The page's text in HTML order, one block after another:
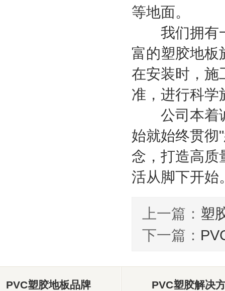
等地面。
我们拥有一
富的塑胶地板
在安装时，施
准，进行科学
公司本着诚
始就始终贯彻
念，打造高质
活从脚下开始
上一篇： 塑
下一篇：
PVC塑胶地板品牌 PVC塑胶解决